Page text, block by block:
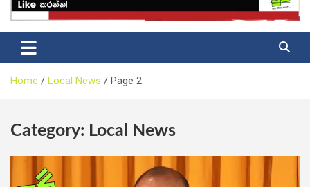
Home Local News Page 2
Category: Local News